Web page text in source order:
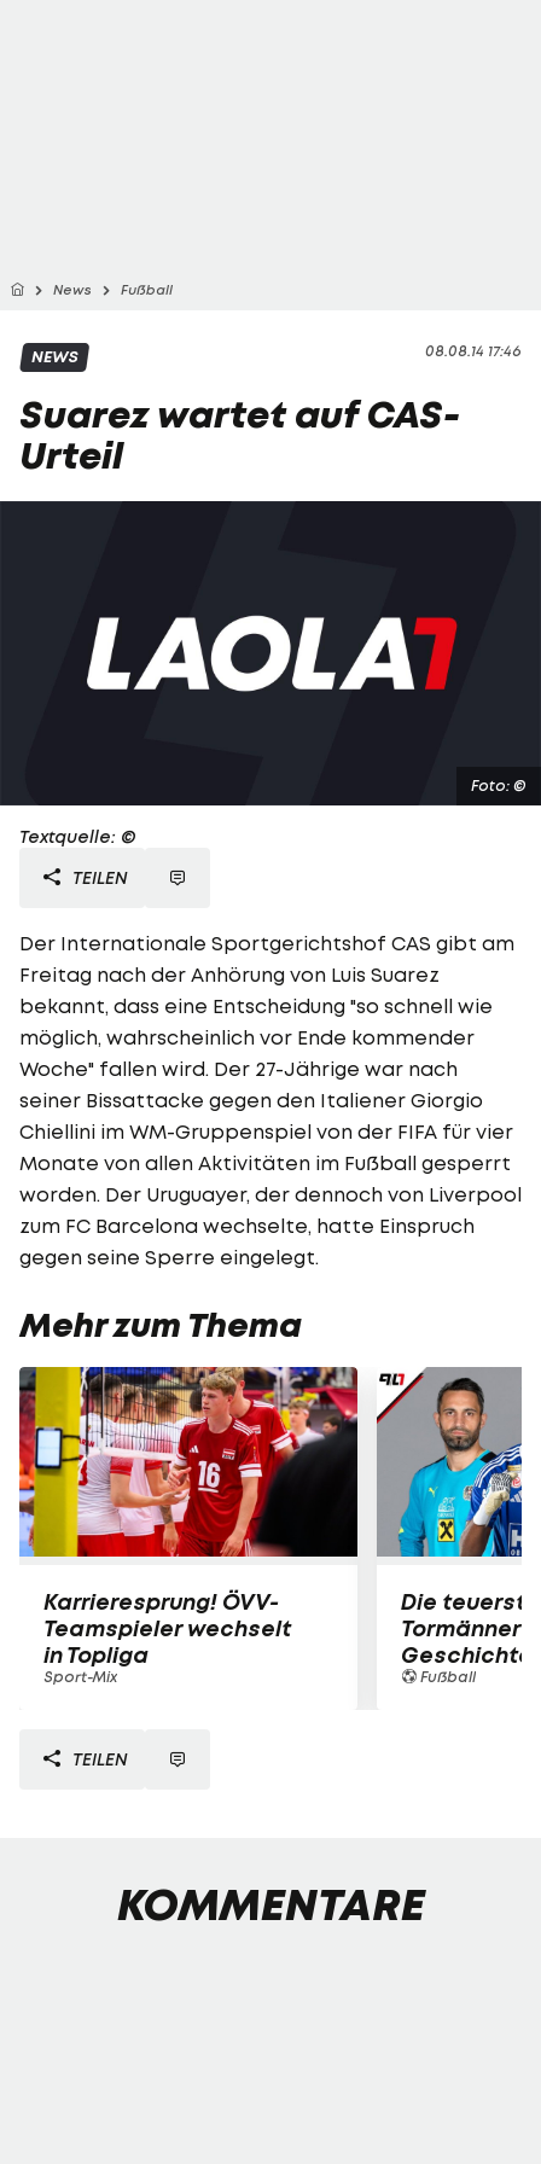
News Fußball
08.08.14 17:46
NEWS
Suarez wartet auf CAS-
Urteil
Foto: ©
Textquelle: ©
TEILEN
Der Internationale Sportgerichtshof CAS gibt am
Freitag nach der Anhörung von Luis Suarez
bekannt, dass eine Entscheidung "so schnell wie
möglich, wahrscheinlich vor Ende kommender
Woche" fallen wird. Der 27-Jährige war nach
seiner Bissattacke gegen den Italiener Giorgio
Chiellini im WM-Gruppenspiel von der FIFA für vier
Monate von allen Aktivitäten im Fußball gesperrt
worden. Der Uruguayer, der dennoch von Liverpool
zum FC Barcelona wechselte, hatte Einspruch
gegen seine Sperre eingelegt.
Mehr zum Thema
Karrieresprung! ÖVV-
Teamspieler wechselt
in Topliga
Sport-Mix
Die
Tormänner
Geschichte
Fußball
TEILEN
KOMMENTARE